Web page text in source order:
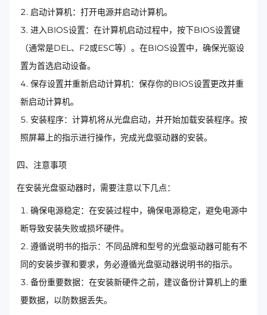
启动计算机：打开电源并启动计算机。
进入BIOS设置：在计算机启动过程中，按下BIOS设置键
（通常是DEL、F2或ESC等）。在BIOS设置中，确保光驱设
置为首选启动设备。
保存设置并重新启动计算机：保存你的BIOS设置更改并重
新启动计算机。
安装程序：计算机将从光盘启动，并开始加载安装程序。按
照屏幕上的指示进行操作，完成光盘驱动器的安装。
四、注意事项
在安装光盘驱动器时，需要注意以下几点：
确保电源稳定：在安装过程中，确保电源稳定，避免电源中
断导致安装失败或损坏硬件。
遵循说明书的指示：不同品牌和型号的光盘驱动器可能有不
同的安装步骤和要求，务必遵循光盘驱动器说明书的指示。
备份重要数据：在安装新硬件之前，建议备份计算机上的重
要数据，以防数据丢失。